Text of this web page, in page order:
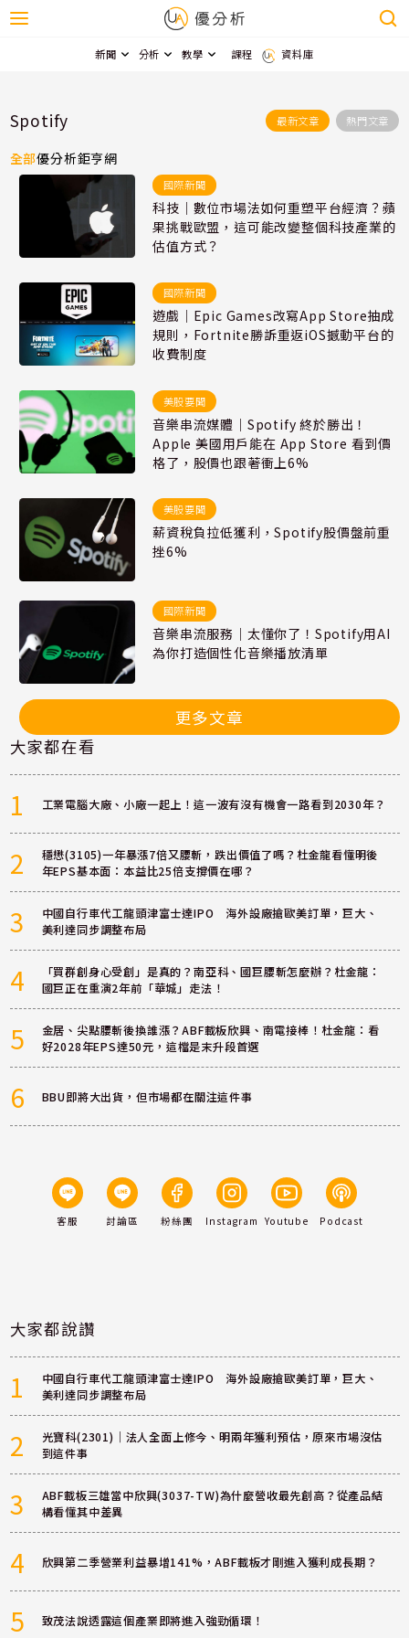
新聞 分析 教學 課程 資料庫
Spotify 最新文章 熱門文章
全部優分析鉅亨網
國際新聞
科技｜數位市場法如何重塑平台經濟？蘋
果挑戰歐盟，這可能改變整個科技產業的
估值方式？
國際新聞
遊戲｜Epic Games改寫App Store抽成
規則，Fortnite勝訴重返iOS撼動平台的
收費制度
美股要聞
音樂串流媒體｜Spotify 終於勝出！
Apple 美國用戶能在 App Store 看到價
格了，股價也跟著衝上6%
美股要聞
薪資稅負拉低獲利，Spotify股價盤前重
挫6%
國際新聞
音樂串流服務｜太懂你了！Spotify用AI
為你打造個性化音樂播放清單
更多文章
大家都在看
1 工業電腦大廠、小廠一起上！這一波有沒有機會一路看到2030年？
2
穩懋(3105)一年暴漲7倍又腰斬，跌出價值了嗎？杜金龍看懂明後
年EPS基本面：本益比25倍支撐價在哪？
3
中國自行車代工龍頭津富士達IPO 海外設廠搶歐美訂單，巨大、
美利達同步調整布局
4
「買群創身心受創」是真的？南亞科、國巨腰斬怎麼辦？杜金龍：
國巨正在重演2年前「華城」走法！
5
金居、尖點腰斬後換誰漲？ABF載板欣興、南電接棒！杜金龍：看
好2028年EPS達50元，這檔是末升段首選
6 BBU即將大出貨，但市場都在關注這件事
客服 討論區 粉絲團 Instagram Youtube Podcast
大家都說讚
1
中國自行車代工龍頭津富士達IPO 海外設廠搶歐美訂單，巨大、
美利達同步調整布局
2
光寶科(2301)｜法人全面上修今、明兩年獲利預估，原來市場沒估
到這件事
3
ABF載板三雄當中欣興(3037-TW)為什麼營收最先創高？從產品結
構看懂其中差異
4 欣興第二季營業利益暴增141%，ABF載板才剛進入獲利成長期？
5 致茂法說透露這個產業即將進入強勁循環！